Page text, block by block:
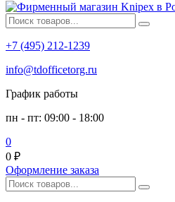
+7 (495) 212-1239
info@tdofficetorg.ru
График работы
пн - пт: 09:00 - 18:00
0
0 ₽
Оформление заказа